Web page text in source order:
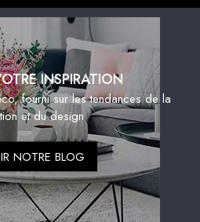
INSPIRATION
fourni sur les tendances de la
et du design
NOTRE BLOG